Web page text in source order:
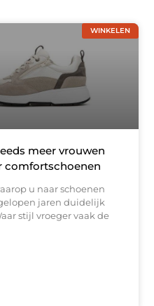
WINKELEN
meer vrouwen
comfortschoenen
u naar schoenen
jaren duidelijk
stijl vroeger vaak de